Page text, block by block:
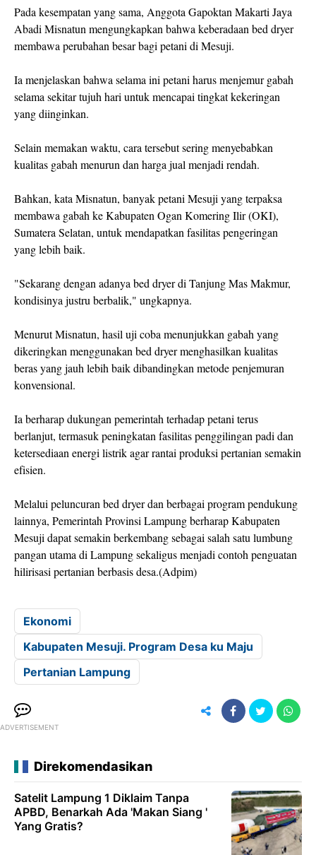
Pada kesempatan yang sama, Anggota Gapoktan Makarti Jaya
Abadi Misnatun mengungkapkan bahwa keberadaan bed dryer
membawa perubahan besar bagi petani di Mesuji.
Ia menjelaskan bahwa selama ini petani harus menjemur gabah
selama sekitar tujuh hari untuk mencapai tingkat kekeringan
yang diinginkan.
Selain memakan waktu, cara tersebut sering menyebabkan
kualitas gabah menurun dan harga jual menjadi rendah.
Bahkan, kata Misnatun, banyak petani Mesuji yang terpaksa
membawa gabah ke Kabupaten Ogan Komering Ilir (OKI),
Sumatera Selatan, untuk mendapatkan fasilitas pengeringan
yang lebih baik.
"Sekarang dengan adanya bed dryer di Tanjung Mas Makmur,
kondisinya justru berbalik," ungkapnya.
Menurut Misnatun, hasil uji coba menunjukkan gabah yang
dikeringkan menggunakan bed dryer menghasilkan kualitas
beras yang jauh lebih baik dibandingkan metode penjemuran
konvensional.
Ia berharap dukungan pemerintah terhadap petani terus
berlanjut, termasuk peningkatan fasilitas penggilingan padi dan
ketersediaan energi listrik agar rantai produksi pertanian semakin
efisien.
Melalui peluncuran bed dryer dan berbagai program pendukung
lainnya, Pemerintah Provinsi Lampung berharap Kabupaten
Mesuji dapat semakin berkembang sebagai salah satu lumbung
pangan utama di Lampung sekaligus menjadi contoh penguatan
hilirisasi pertanian berbasis desa.(Adpim)
Ekonomi
Kabupaten Mesuji. Program Desa ku Maju
Pertanian Lampung
ADVERTISEMENT
Direkomendasikan
Satelit Lampung 1 Diklaim Tanpa
APBD, Benarkah Ada 'Makan Siang '
Yang Gratis?